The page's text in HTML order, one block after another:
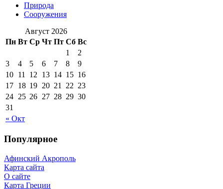
Природа
Сооружения
Август 2026
Пн Вт Ср Чт Пт Сб Вс
« Окт
1
2
3
4 5 6 7 8
9
10 11 12 13 14 15 16
17 18 19 20 21 22 23
24 25 26 27 28 29 30
31
Популярное
Афинский Акрополь
Карта сайта
О сайте
Карта Греции